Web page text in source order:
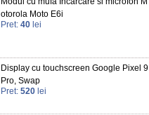
otorola Moto E6i
Pret: 40 lei
Display cu touchscreen Google Pixel 9
Pro, Swap
Pret: 520 lei